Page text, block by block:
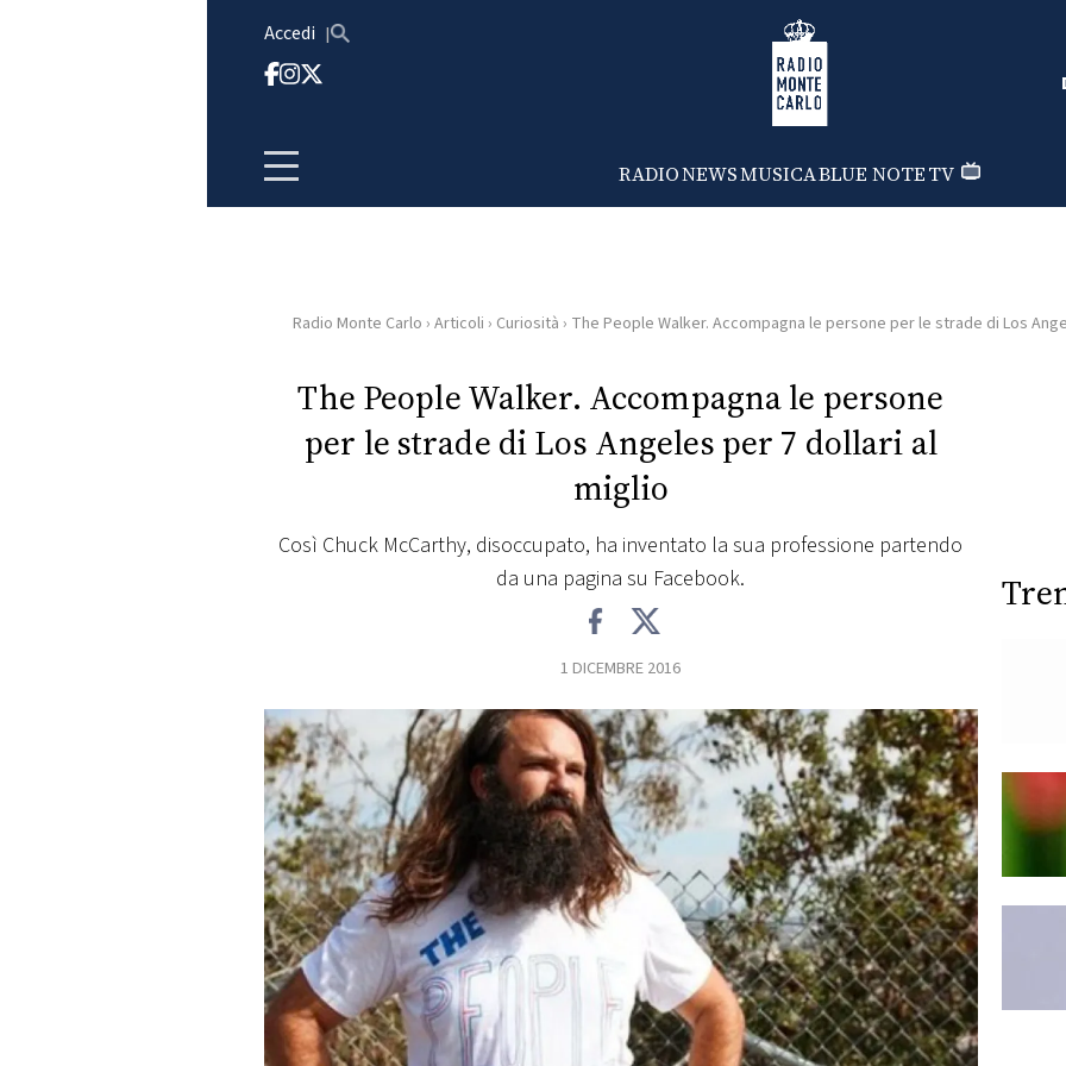
Accedi Radio Monte Carlo
RADIONEWSMUSICABLUE NOTETV
HOME
RADIO
FOTO
CONCORSI
EVENTI
VIDEO
TV
PRINCIPATO
Radio Monte Carlo › Articoli › Curiosità › The People Walker. Accompagna le persone per le strade di Los
The People Walker. Accompagna le persone
per le strade di Los Angeles per 7 dollari al
miglio
Così Chuck McCarthy, disoccupato, ha inventato la sua professione partendo
da una pagina su Facebook.
1 DICEMBRE 2016